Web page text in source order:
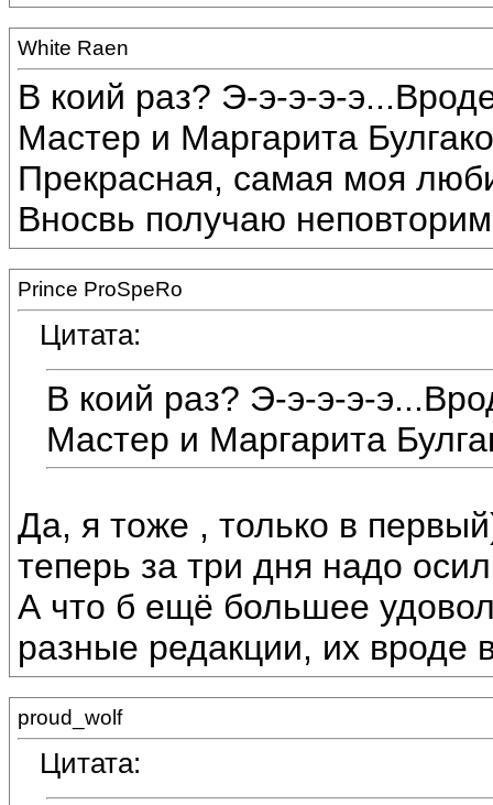
White Raen
В коий раз? Э-э-э-э-
Мастер и Маргарита
Прекрасная, самая моя
Вносвь получаю
Prince ProSpeRo
Цитата:
В коий раз? Э-э-э-э-
Мастер и Маргарита
Да, я тоже , только в
теперь за три дня надо
А что б ещё большее
разные редакции, их вроде
proud_wolf
Цитата: